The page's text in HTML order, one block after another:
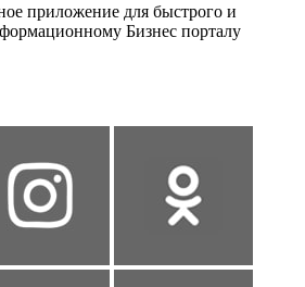
приложение для быстрого и
Бизнес порталу